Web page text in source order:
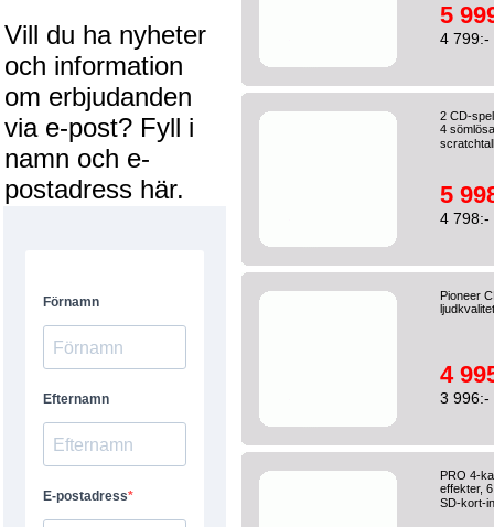
Vill du ha nyheter
och information
om erbjudanden
via e-post? Fyll i
namn och e-
postadress här.
5
4 799:-
2 CD-
4
5
4 798:-
Pioneer
4
3 996:-
PRO 4-
effekter,
SD-kort-